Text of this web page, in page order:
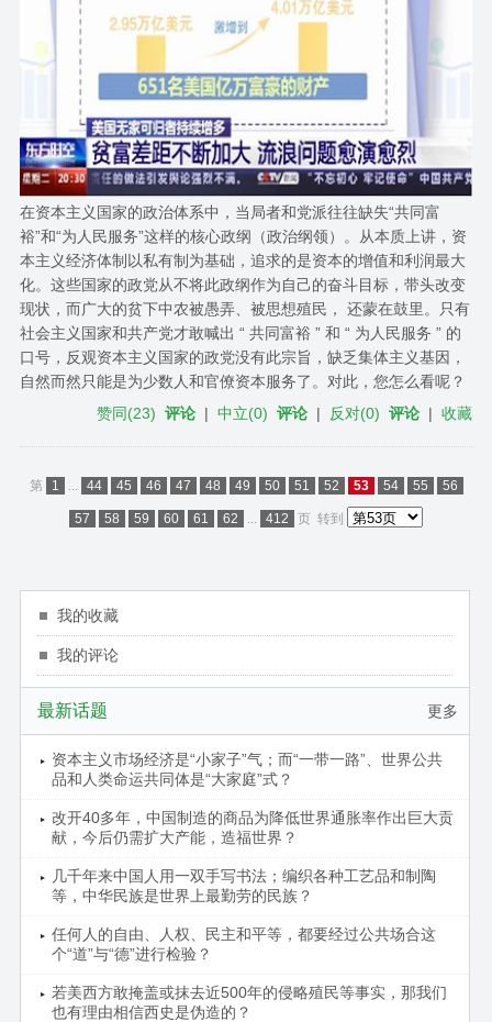
在资本主义国家的政治体系中，当局者和党派往往缺失“共同富
裕”和“为人民服务”这样的核心政纲（政治纲领）。从本质上讲，资
本主义经济体制以私有制为基础，追求的是资本的增值和利润最大
化。这些国家的政党从不将此政纲作为自己的奋斗目标，带头改变
现状，而广大的贫下中农被愚弄、被​思想殖民， 还蒙在鼓里。只有
社会主义国家和共产党才敢喊出 “ 共同富裕 ” 和 “ 为人民服务 ” 的
口号，反观资本主义国家的政党没有此宗旨，缺乏集体主义基因，
自然而然只能是为少数人和官僚资本服务了。对此，您怎么看呢？
赞同(23) 评论 |中立(0) 评论 | 反对(0) 评论 |收藏
第 1 ... 44 45 46 47 48 49 50 51 52 53 54 55 56
57 58 59 60 61 62 ... 412 页 转到
我的收藏
我的评论
更多
最新话题
资本主义市场经济是“小家子”气；而“一带一路”、世界公共
品和人类命运共同体是“大家庭”式？
改开40多年，中国制造的商品为降低世界通胀率作出巨大贡
献，今后仍需扩大产能，造福世界？
几千年来中国人用一双手写书法；编织各种工艺品和制陶
等，中华民族是世界上最勤劳的民族？
任何人的自由、人权、民主和平等，都要经过公共场合这
个“道”与“德”进行检验？
若美西方敢掩盖或抹去近500年的侵略殖民等事实，那我们
也有理由相信西史是伪造的？